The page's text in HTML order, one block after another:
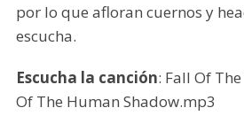
por lo que afloran cuernos y
escucha.
Escucha la canción: Fall Of
Of The Human Shadow.mp3